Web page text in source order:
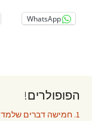
WhatsApp
הפופולרים!
1. חמישה דברים שלמדתי כשאמרתי כן לבת שלי במשך 24 שעות